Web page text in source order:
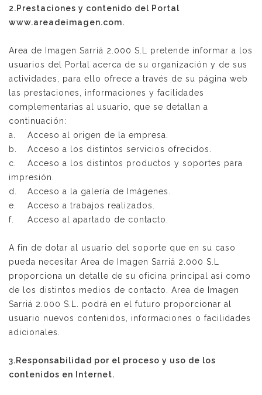
2.Prestaciones y contenido del Portal
www.areadeimagen.com.
Area de Imagen Sarriá 2.000 S.L pretende informar a los
usuarios del Portal acerca de su organización y de sus
actividades, para ello ofrece a través de su página web
las prestaciones, informaciones y facilidades
complementarias al usuario, que se detallan a
continuación:
a.
Acceso al origen de la empresa.
b.
Acceso a los distintos servicios ofrecidos.
c.
Acceso a los distintos productos y soportes para
impresión.
d.
Acceso a la galería de Imágenes.
e.
Acceso a trabajos realizados.
f.
Acceso al apartado de contacto.
A fin de dotar al usuario del soporte que en su caso
pueda necesitar Area de Imagen Sarriá 2.000 S.L
proporciona un detalle de su oficina principal así como
de los distintos medios de contacto. Area de Imagen
Sarriá 2.000 S.L. podrá en el futuro proporcionar al
usuario nuevos contenidos, informaciones o facilidades
adicionales.
3.Responsabilidad por el proceso y uso de los
contenidos en Internet.